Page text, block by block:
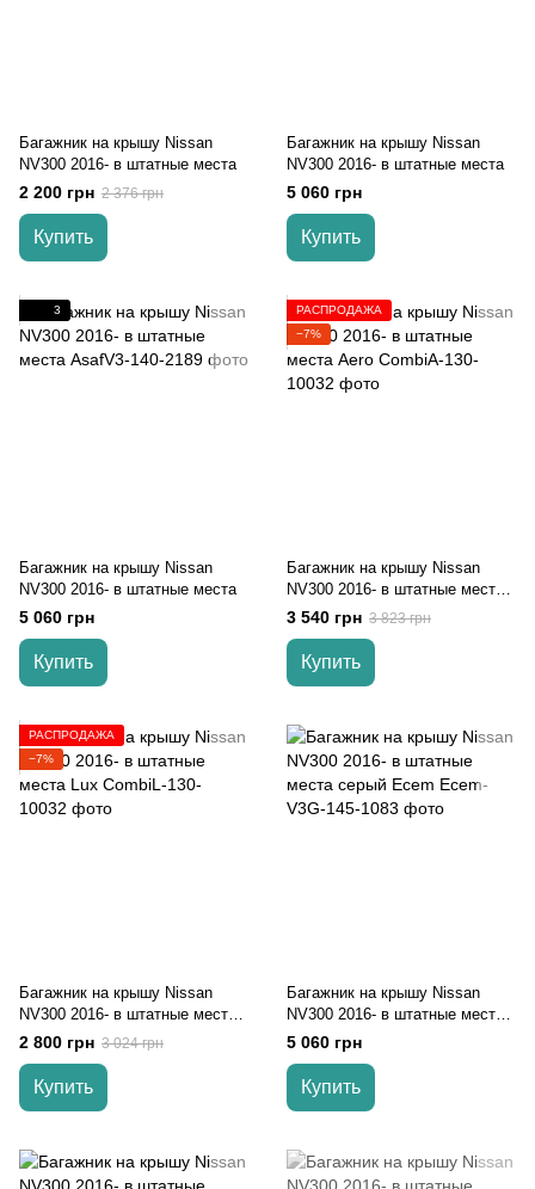
Багажник на крышу Nissan
NV300 2016- в штатные места
2 200 грн 2 376 грн
Купить
Багажник на крышу Nissan
NV300 2016- в штатные места
5 060 грн
Купить
3
Багажник на крышу Nissan
NV300 2016- в штатные места
5 060 грн
Купить
РАСПРОДАЖА
−7%
Багажник на крышу Nissan
NV300 2016- в штатные места
Aero
3 540 грн 3 823 грн
Купить
РАСПРОДАЖА
−7%
Багажник на крышу Nissan
NV300 2016- в штатные места
Lux
2 800 грн 3 024 грн
Купить
Багажник на крышу Nissan
NV300 2016- в штатные места
серый Ecem
5 060 грн
Купить